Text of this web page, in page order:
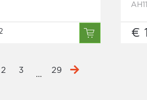
€
2 3 ... 29